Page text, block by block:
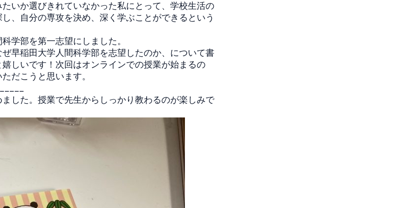
いか選びきれていなかった私にとって、学校生活の
、自分の専攻を決め、 深く学ぶことができるという
学部を第一志望にしました。
ぜ早稲田大学人間科学部を志望したのか、 について書
しいです！ 次回はオンラインでの授業が始まるの
だこうと思います。
した。 授業で先生からしっかり教わるのが楽しみで